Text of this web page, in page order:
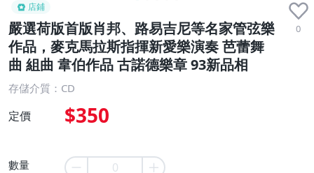
店鋪
嚴選荷版首版肖邦、路易吉尼等名家管弦樂
作品，麥克馬拉斯指揮新愛樂演奏 芭蕾舞
曲 組曲 韋伯作品 古諾德樂章 93新品相
0
存儲介質：CD
定價 $350
數量